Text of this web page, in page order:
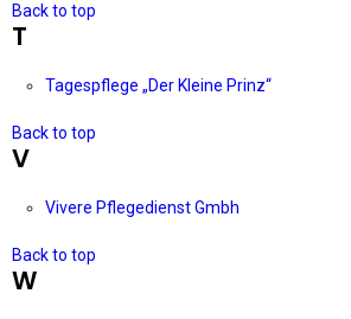
Back to top
T
Tagespflege „Der Kleine Prinz“
Back to top
V
Vivere Pflegedienst Gmbh
Back to top
W